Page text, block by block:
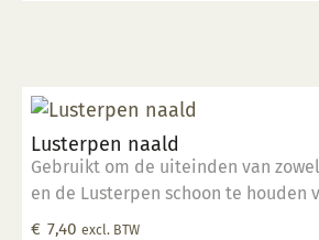
Lusterpen naald
Gebruikt om de uiteinden van
en de Lusterpen schoon te houden
deeltjes.
€ 7,40 excl. BTW